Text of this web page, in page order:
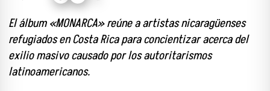
El álbum «MONARCA» reúne a artistas nicaragüenses
refugiados en Costa Rica para concientizar acerca del
exilio masivo causado por los autoritarismos
latinoamericanos.